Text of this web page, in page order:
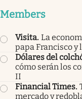
Members
Visita. La
papa Francisco y
Dólares del
cómo serán los
II
Financial Times.
mercado y